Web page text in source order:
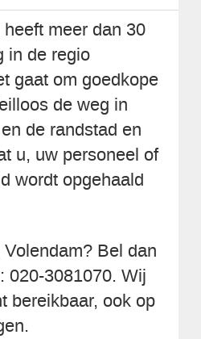
meer dan 30
in de regio
gaat om goedkope
de weg in
de randstad en
u, uw personeel of
wordt opgehaald
Bel dan
020-3081070. Wij
bereikbaar, ook op